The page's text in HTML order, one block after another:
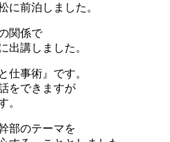
に前泊しました。
関係で
出講しました。
仕事術』です。
をできますが
。
部のテーマを